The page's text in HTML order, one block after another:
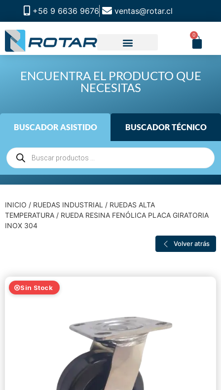
+56 9 6636 9676 ventas@rotar.cl
0
ENCUENTRA EL PRODUCTO QUE
NECESITAS
BUSCADOR ASISTIDO BUSCADOR TÉCNICO
INICIO / RUEDAS INDUSTRIAL / RUEDAS ALTA
TEMPERATURA / RUEDA RESINA FENÓLICA PLACA GIRATORIA
INOX 304
Volver atrás
Sin Stock